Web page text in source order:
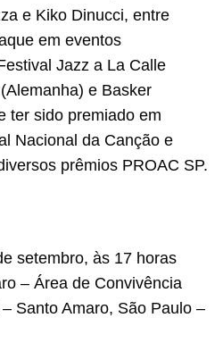
e Kiko Dinucci, entre
em eventos
Jazz a La Calle
e Basker
ter sido premiado em
Nacional da Canção e
prêmios PROAC SP.
setembro, às 17 horas
– Área de Convivência
Santo Amaro, São Paulo –